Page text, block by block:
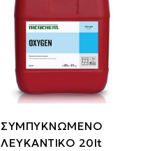
ΣΥΜΠΥΚΝΩΜΕΝΟ
ΛΕΥΚΑΝΤΙΚΟ 20lt